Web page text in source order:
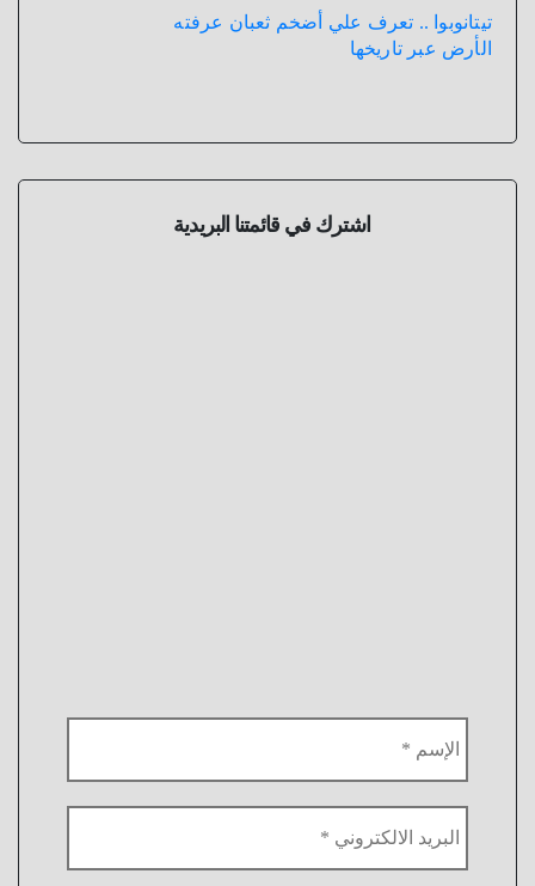
تيتانوبوا .. تعرف علي أضخم ثعبان عرفته
الأرض عبر تاريخها
اشترك في قائمتنا البريدية